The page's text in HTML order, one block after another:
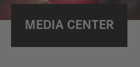
MEDIA CENTER